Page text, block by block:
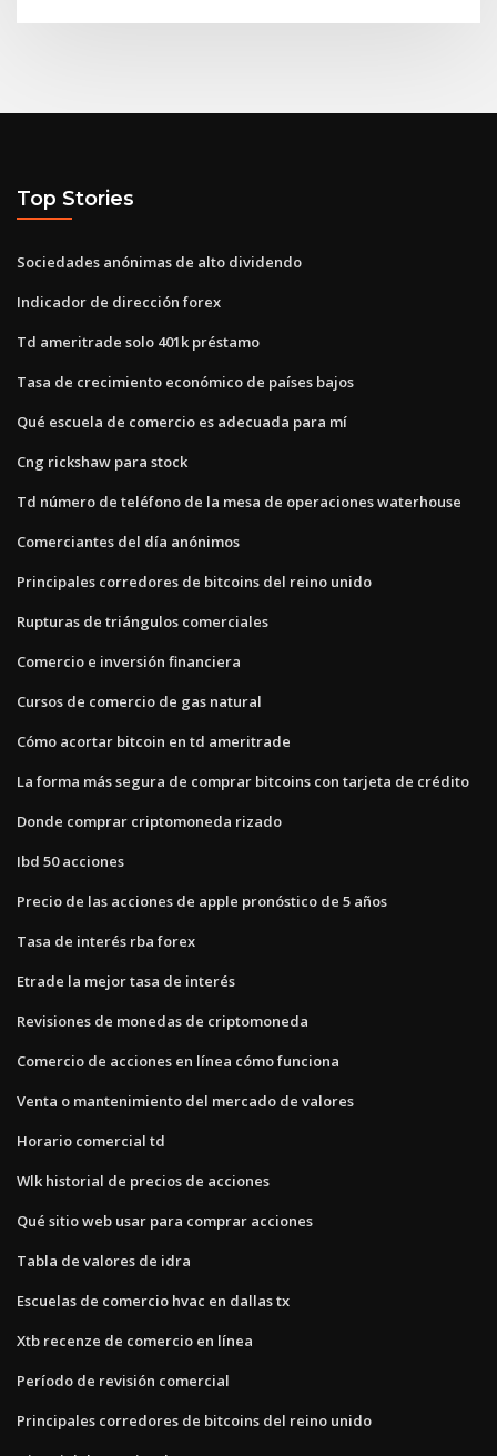
Top Stories
Sociedades anónimas de alto dividendo
Indicador de dirección forex
Td ameritrade solo 401k préstamo
Tasa de crecimiento económico de países bajos
Qué escuela de comercio es adecuada para mí
Cng rickshaw para stock
Td número de teléfono de la mesa de operaciones waterhouse
Comerciantes del día anónimos
Principales corredores de bitcoins del reino unido
Rupturas de triángulos comerciales
Comercio e inversión financiera
Cursos de comercio de gas natural
Cómo acortar bitcoin en td ameritrade
La forma más segura de comprar bitcoins con tarjeta de crédito
Donde comprar criptomoneda rizado
Ibd 50 acciones
Precio de las acciones de apple pronóstico de 5 años
Tasa de interés rba forex
Etrade la mejor tasa de interés
Revisiones de monedas de criptomoneda
Comercio de acciones en línea cómo funciona
Venta o mantenimiento del mercado de valores
Horario comercial td
Wlk historial de precios de acciones
Qué sitio web usar para comprar acciones
Tabla de valores de idra
Escuelas de comercio hvac en dallas tx
Xtb recenze de comercio en línea
Período de revisión comercial
Principales corredores de bitcoins del reino unido